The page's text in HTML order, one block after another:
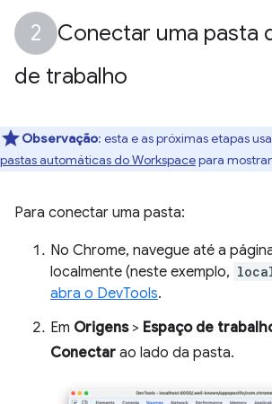
Conectar uma pasta
de trabalho
Observação: esta e as próximas etapas
pastas automáticas do Workspacepara
Para conectar uma pasta:
No Chrome, navegue até a
localmente (neste exemplo,
abra o DevTools.
Em Origens> Espaço de
Conectar ao lado da pasta.